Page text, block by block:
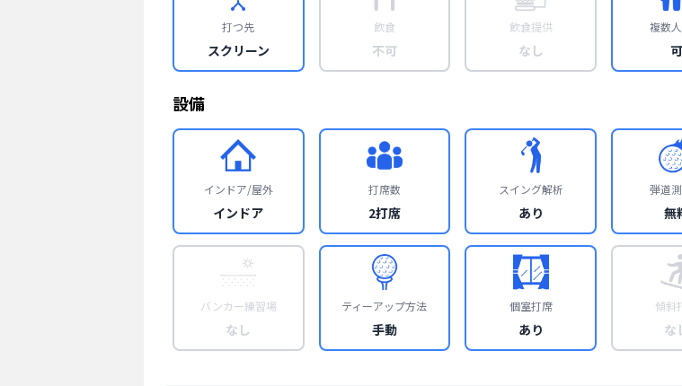
打つ先
スクリーン
飲食
不可
飲食提供
なし
複数
可
設備
インドア/屋外
インドア
打席数
2打席
スイング解析
あり
弾道
無
バンカー練習場
なし
ティーアップ方法
手動
個室打席
あり
傾斜
な